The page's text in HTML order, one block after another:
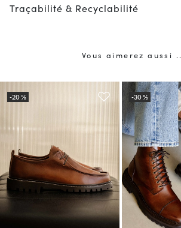
Traçabilité & Recyclabilité
Vous aimerez aussi ...